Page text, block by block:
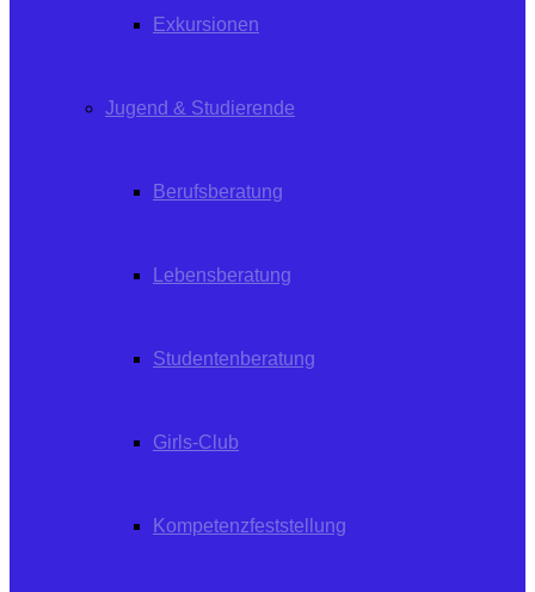
Exkursionen
Jugend & Studierende
Berufsberatung
Lebensberatung
Studentenberatung
Girls-Club
Kompetenzfeststellung